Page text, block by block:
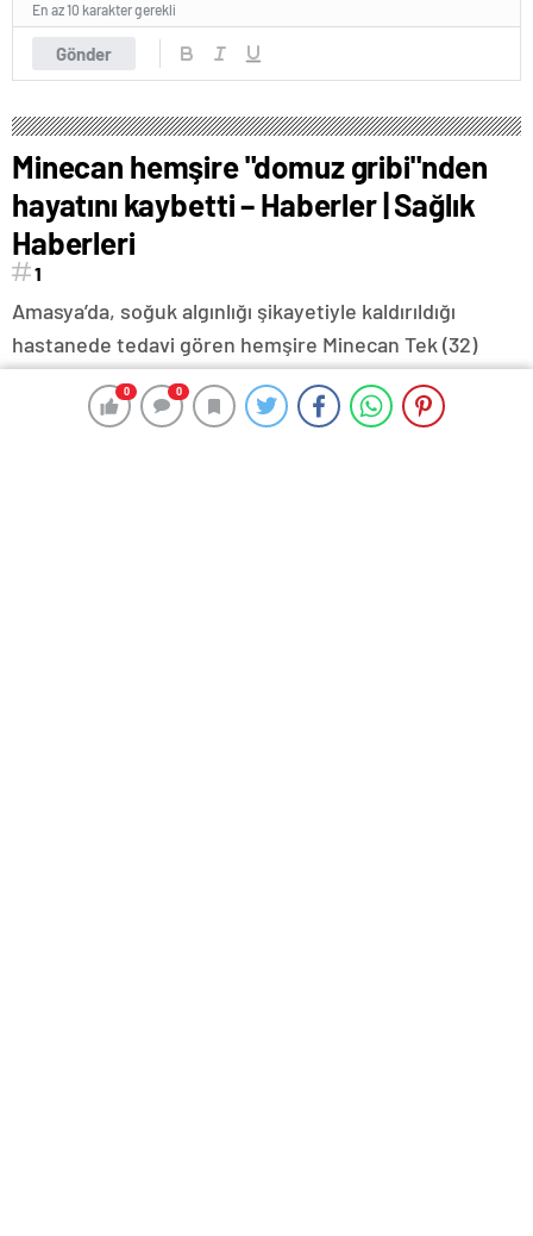
0 0
Gönder
En az 10 karakter gerekli
Minecan hemşire "domuz gribi"nden
hayatını kaybetti – Haberler | Sağlık
Haberleri
1
Amasya’da, soğuk algınlığı şikayetiyle kaldırıldığı
hastanede tedavi gören hemşire Minecan Tek (32)
hayatını kaybetti. 4 yıllık hemşire Tek’in cenazesi,
düzenlenen törenle memleketi Iğdır'a gönderildi.
0 0